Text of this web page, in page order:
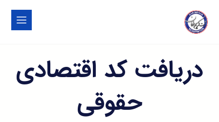
دریافت کد اقتصادی
حقوقی